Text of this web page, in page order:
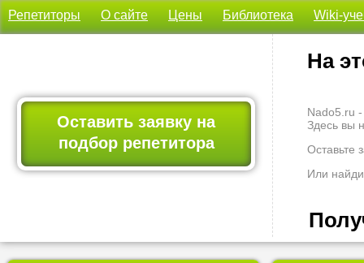
Репетиторы О сайте Цены Библиотека Wiki-
Оставить заявку на
подбор репетитора
На
Nado5.ru
Здесь вы
Оставьте
Или